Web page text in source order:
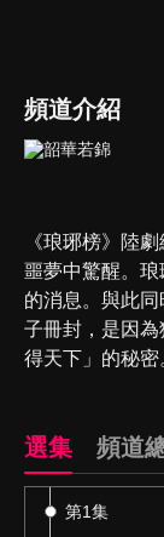
頻道介紹
《琅琊榜》陸
噩夢中驚醒。
的消息。與此
子冊封，是因
得天下」的秘密
選集 頻道
第1集